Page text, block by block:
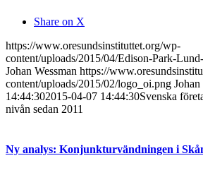
Share on X
https://www.oresundsinstituttet.org/wp-
content/uploads/2015/04/Edison-Park-
Johan Wessman https://
content/uploads/2015/02/logo_oi.png Johan
14:44:302015-04-07 14:44:30Svenska
nivån sedan 2011
Ny analys: Konjunkturvändningen i